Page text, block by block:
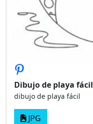
Dibujo de playa fácil
dibujo de playa fácil
JPG